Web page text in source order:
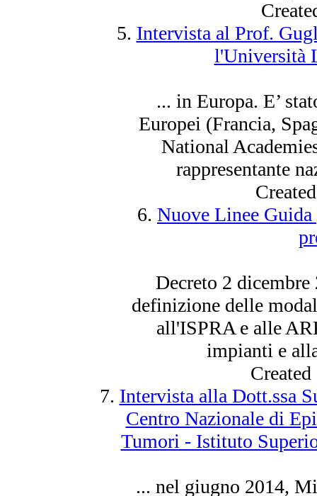
5. Intervista al Prof.
l'Università
... in Europa. E’
Europei (Francia,
National
rappresentante
6. Nuove Linee
Decreto 2 dicembre
definizione delle
all'ISPRA e alle
impianti e
7. Intervista alla Dott.ssa
Centro Nazionale di
Tumori - Istituto
... nel giugno 2014,